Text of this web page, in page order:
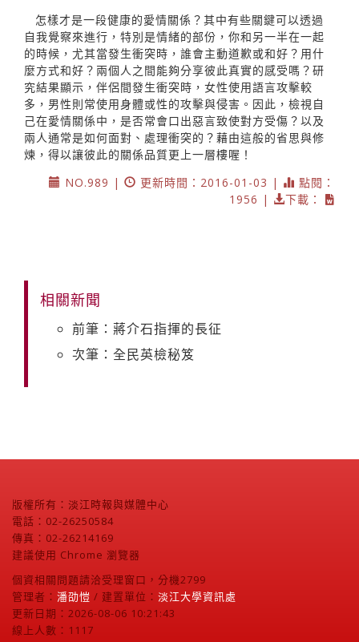
怎樣才是一段健康的愛情關係？其中有些關鍵可以透過
自我覺察來進行，特別是情緒的部份，你和另一半在一起
的時候，尤其當發生衝突時，誰會主動道歉或和好？用什
麼方式和好？兩個人之間能夠分享彼此真實的感受嗎？研
究結果顯示，伴侶間發生衝突時，女性使用語言攻擊較
多，男性則常使用身體或性的攻擊與侵害。因此，檢視自
己在愛情關係中，是否常會口出惡言致使對方受傷？以及
兩人通常是如何面對、處理衝突的？藉由這般的省思與修
煉，得以讓彼此的關係品質更上一層樓喔！
NO.989 |
更新時間：2016-01-03 |
點閱：
1956 |
下載：
相關新聞
前筆：蔣介石指揮的長征
次筆：全民英檢秘笈
版權所有：淡江時報與媒體中心
電話：02-26250584
傳真：02-26214169
建議使用 Chrome 瀏覽器
個資相關問題請洽受理窗口，分機2799
管理者： 潘劭愷 / 建置單位： 淡江大學資訊處
更新日期：2026-08-06 10:21:43
線上人數：1117